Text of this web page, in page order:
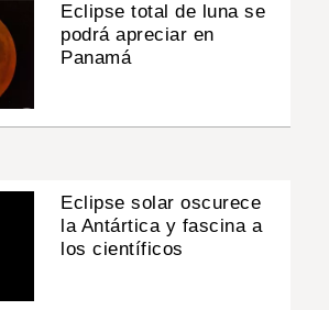
Eclipse total de luna se
podrá apreciar en
Panamá
Eclipse solar oscurece
la Antártica y fascina a
los científicos